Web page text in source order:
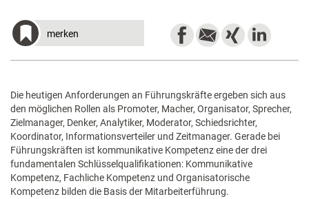
merken
Die heutigen Anforderungen an Führungskräfte ergeben sich aus
den möglichen Rollen als Promoter, Macher, Organisator, Sprecher,
Zielmanager, Denker, Analytiker, Moderator, Schiedsrichter,
Koordinator, Informationsverteiler und Zeitmanager. Gerade bei
Führungskräften ist kommunikative Kompetenz eine der drei
fundamentalen Schlüsselqualifikationen: Kommunikative
Kompetenz, Fachliche Kompetenz und Organisatorische
Kompetenz bilden die Basis der Mitarbeiterführung.